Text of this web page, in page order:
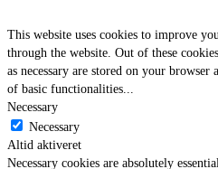
This website uses cookies to improve
through the website. Out of these
as necessary are stored on your
of basic functionalities...
Necessary
Necessary
Altid aktiveret
Necessary cookies are absolutely